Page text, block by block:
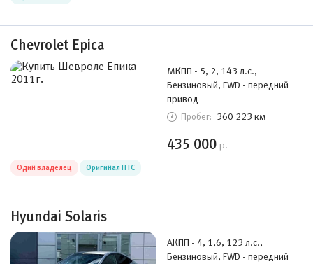
Chevrolet Epica
МКПП - 5, 2, 143 л.с.,
Бензиновый, FWD - передний
привод
Пробег: 360 223 км
435 000 р.
Один владелец Оригинал ПТС
Hyundai Solaris
АКПП - 4, 1,6, 123 л.с.,
Бензиновый, FWD - передний